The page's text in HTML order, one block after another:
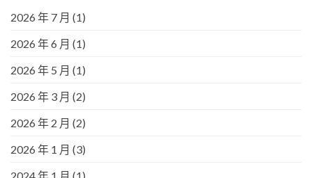
2026 年 7 月 (1)
2026 年 6 月 (1)
2026 年 5 月 (1)
2026 年 3 月 (2)
2026 年 2 月 (2)
2026 年 1 月 (3)